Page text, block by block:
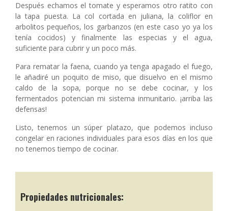
Después echamos el tomate y esperamos otro ratito con
la tapa puesta. La col cortada en juliana, la coliflor en
arbolitos pequeños, los garbanzos (en este caso yo ya los
tenía cocidos) y finalmente las especias y el agua,
suficiente para cubrir y un poco más.
Para rematar la faena, cuando ya tenga apagado el fuego,
le añadiré un poquito de miso, que disuelvo en el mismo
caldo de la sopa, porque no se debe cocinar, y los
fermentados potencian mi sistema inmunitario. ¡arriba las
defensas!
Listo, tenemos un súper platazo, que podemos incluso
congelar en raciones individuales para esos días en los que
no tenemos tiempo de cocinar.
Propiedades nutricionales: